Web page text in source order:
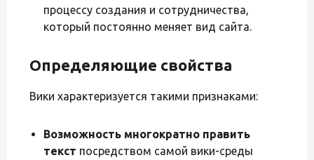
процессу создания и сотрудничества,
который постоянно меняет вид сайта.
Определяющие свойства
Вики характеризуется такими признаками:
Возможность многократно править
текст посредством самой вики-среды